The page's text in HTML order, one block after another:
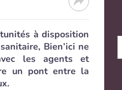
à disposition
Bien’ici ne
les agents et
un pont entre la